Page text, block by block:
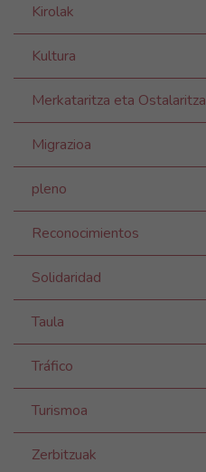
Kirolak
Kultura
Merkataritza eta Ostalaritza
Migrazioa
pleno
Reconocimientos
Solidaridad
Taula
Tráfico
Turismoa
Zerbitzuak